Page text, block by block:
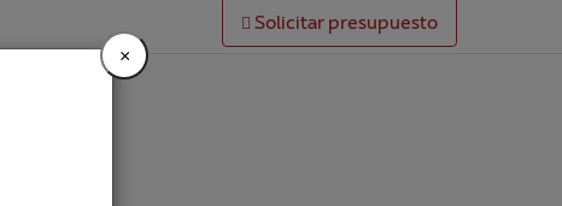
Solicitar presupuesto
×